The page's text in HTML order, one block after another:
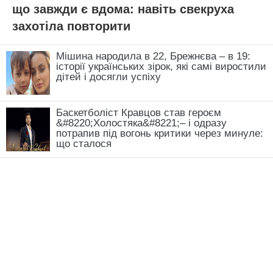
що завжди є вдома: навіть свекруха
захотіла повторити
Мішина народила в 22, Брежнєва – в 19:
історії українських зірок, які самі виростили
дітей і досягли успіху
Баскетболіст Кравцов став героєм
&#8220;Холостяка&#8221;– і одразу
потрапив під вогонь критики через минуле:
що сталося